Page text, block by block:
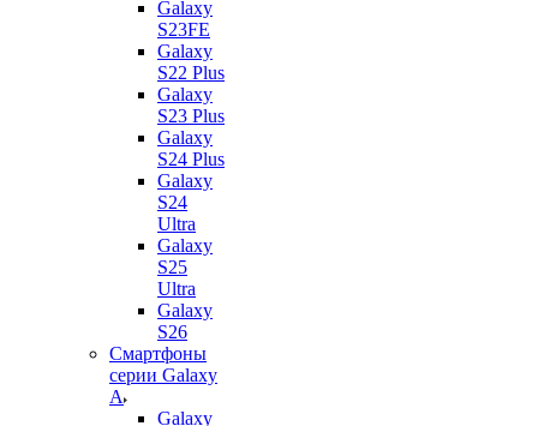
Galaxy
S23FE
Galaxy
S22 Plus
Galaxy
S23 Plus
Galaxy
S24 Plus
Galaxy
S24
Ultra
Galaxy
S25
Ultra
Galaxy
S26
Смартфоны
серии Galaxy
A
Galaxy